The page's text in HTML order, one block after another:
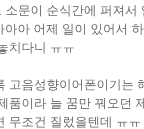
소문이 순식간에 퍼져
아 어제 일이 있어서
치다니 ㅠㅠ
고음성향이어폰이기는
품이라 늘 꿈만 꿔오던
무조건 질렀을텐데 ㅠㅠ